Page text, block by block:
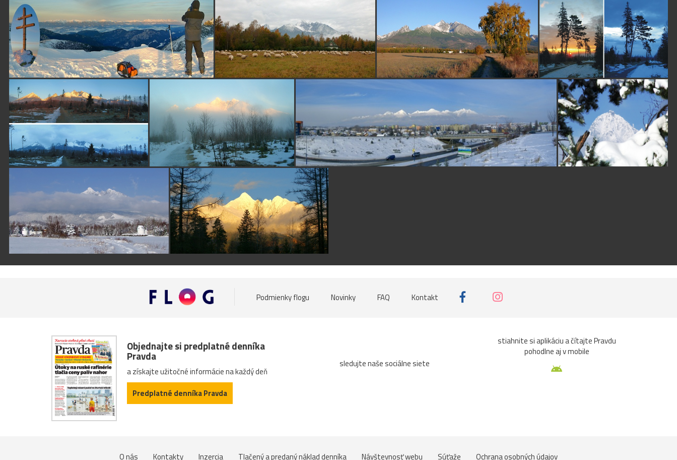
Podmienky flogu Novinky FAQ Kontakt
Objednajte si predplatné denníka
Pravda
a získajte užitočné informácie na každý deň
Predplatné denníka Pravda
sledujte naše sociálne siete
stiahnite si aplikáciu a čítajte Pravdu
pohodlne aj v mobile
O nás Kontakty Inzercia Tlačený a predaný náklad denníka Návštevnosť webu Súťaže Ochrana osobných údajov